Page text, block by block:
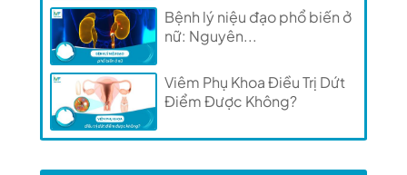
Bệnh lý niệu đạo phổ biến ở
nữ: Nguyên...
Viêm Phụ Khoa Điều Trị Dứt
Điểm Được Không?